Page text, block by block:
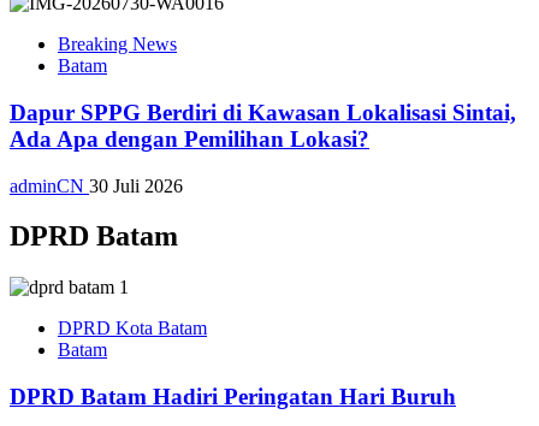
Breaking News
Batam
Dapur SPPG Berdiri di Kawasan Lokalisasi Sintai,
Ada Apa dengan Pemilihan Lokasi?
adminCN 30 Juli 2026
DPRD Batam
DPRD Kota Batam
Batam
DPRD Batam Hadiri Peringatan Hari Buruh